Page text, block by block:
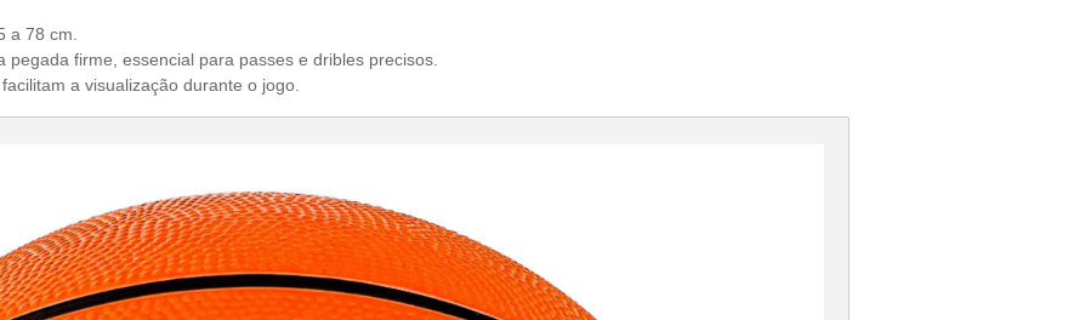
a 78 cm.
firme, essencial para passes e dribles precisos.
a visualização durante o jogo.